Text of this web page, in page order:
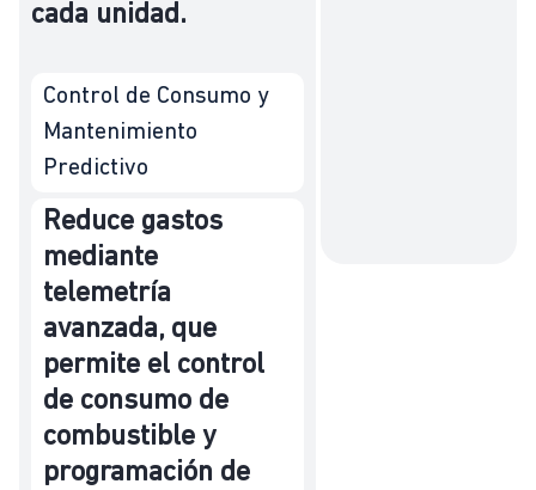
cada unidad.
Control de Consumo y
Mantenimiento
Predictivo
Reduce gastos
mediante
telemetría
avanzada, que
permite el control
de consumo de
combustible y
programación de